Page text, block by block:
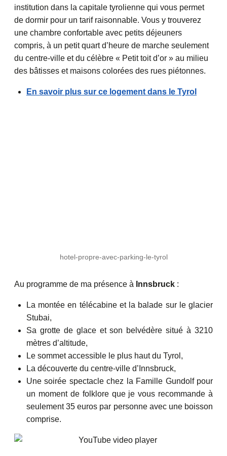
institution dans la capitale tyrolienne qui vous permet
de dormir pour un tarif raisonnable. Vous y trouverez
une chambre confortable avec petits déjeuners
compris, à un petit quart d’heure de marche seulement
du centre-ville et du célèbre « Petit toit d’or » au milieu
des bâtisses et maisons colorées des rues piétonnes.
En savoir plus sur ce logement dans le Tyrol
hotel-propre-avec-parking-le-tyrol
Au programme de ma présence à Innsbruck :
La montée en télécabine et la balade sur le glacier
Stubai,
Sa grotte de glace et son belvédère situé à 3210
mètres d’altitude,
Le sommet accessible le plus haut du Tyrol,
La découverte du centre-ville d’Innsbruck,
Une soirée spectacle chez la Famille Gundolf pour
un moment de folklore que je vous recommande à
seulement 35 euros par personne avec une boisson
comprise.